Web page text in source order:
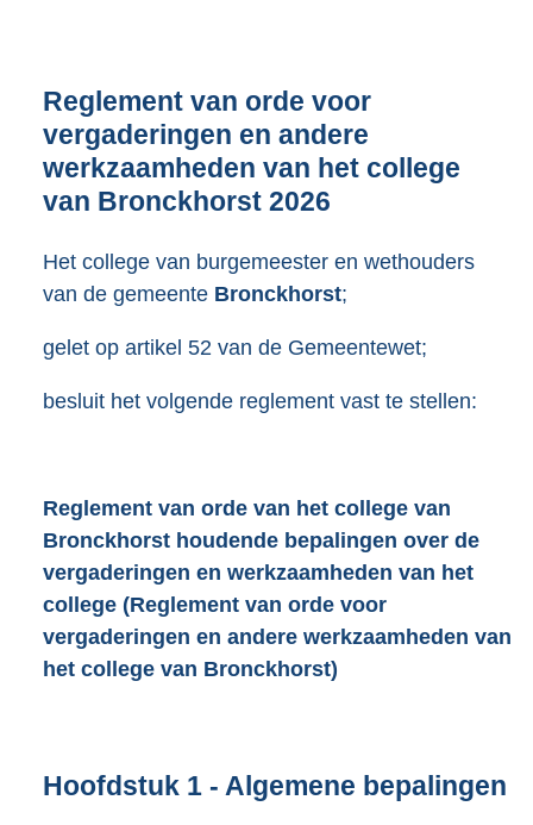
r
o
t
3
2
K
Reglement van orde voor
vergaderingen en andere
werkzaamheden van het college
van Bronckhorst 2026
Het college van burgemeester en wethouders
van de gemeente Bronckhorst;
gelet op artikel 52 van de Gemeentewet;
besluit het volgende reglement vast te stellen:
Reglement van orde van het college van
Bronckhorst houdende bepalingen over de
vergaderingen en werkzaamheden van het
college (Reglement van orde voor
vergaderingen en andere werkzaamheden van
het college van Bronckhorst)
Hoofdstuk 1 - Algemene bepalingen